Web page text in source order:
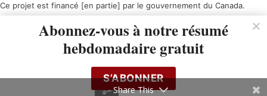
Ce projet est financé [en partie] par le gouvernement du Canada.
Abonnez-vous à notre résumé
hebdomadaire gratuit
S’ABONNER
Share This